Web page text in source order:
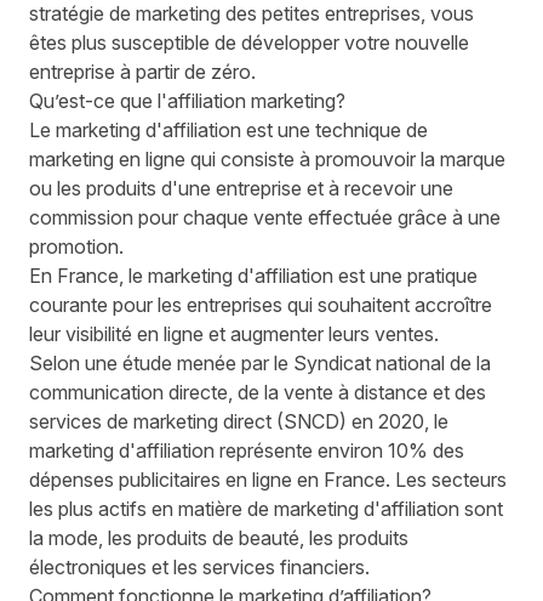
stratégie de marketing des petites entreprises, vous
êtes plus susceptible de développer votre nouvelle
entreprise à partir de zéro.
Qu’est-ce que l'affiliation marketing?
Le marketing d'affiliation est une technique de
marketing en ligne qui consiste à promouvoir la marque
ou les produits d'une entreprise et à recevoir une
commission pour chaque vente effectuée grâce à une
promotion.
En France, le marketing d'affiliation est une pratique
courante pour les entreprises qui souhaitent accroître
leur visibilité en ligne et augmenter leurs ventes.
Selon une étude menée par le Syndicat national de la
communication directe, de la vente à distance et des
services de marketing direct (SNCD) en 2020, le
marketing d'affiliation représente environ 10% des
dépenses publicitaires en ligne en France. Les secteurs
les plus actifs en matière de marketing d'affiliation sont
la mode, les produits de beauté, les produits
électroniques et les services financiers.
Comment fonctionne le marketing d’affiliation?